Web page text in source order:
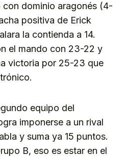
con dominio aragonés (4-
positiva de Erick
la contienda a 14.
el mando con 23-22 y
victoria por 25-23 que
equipo del
imponerse a un rival
y suma ya 15 puntos.
B, eso es estar en el